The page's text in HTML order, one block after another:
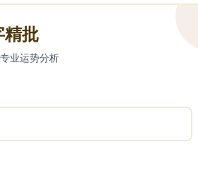
精批
业运势分析